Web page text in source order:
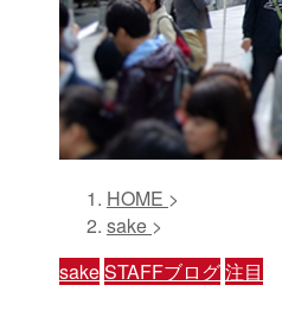
HOME >
sake >
sakeSTAFFブログ注目